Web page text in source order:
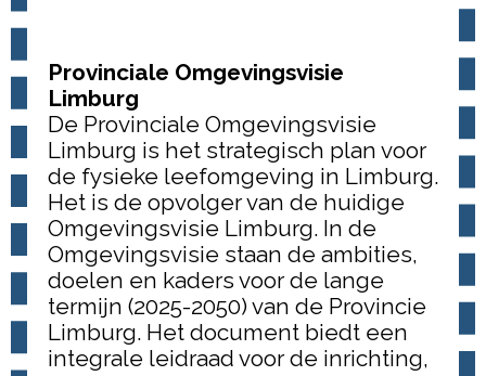
Provinciale Omgevingsvisie
Limburg
De Provinciale Omgevingsvisie
Limburg is het strategisch plan voor
de fysieke leefomgeving in Limburg.
Het is de opvolger van de huidige
Omgevingsvisie Limburg. In de
Omgevingsvisie staan de ambities,
doelen en kaders voor de lange
termijn (2025-2050) van de Provincie
Limburg. Het document biedt een
integrale leidraad voor de inrichting,